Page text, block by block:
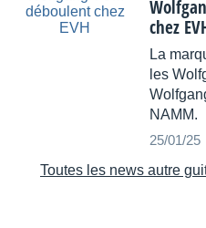
chez
La
les
NAMM.
25/01/25
Toutes les news autre